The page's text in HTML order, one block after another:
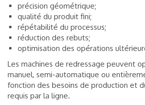
précision géométrique;
qualité du produit fini;
répétabilité du processus;
réduction des rebuts;
optimisation des opérations
Les machines de redressage peuvent
manuel, semi-automatique ou
fonction des besoins de production et
requis par la ligne.